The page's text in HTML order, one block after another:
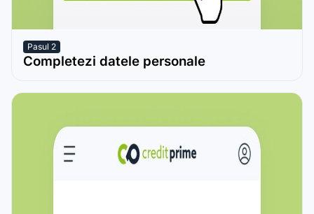
Pasul 2
Completezi datele personale